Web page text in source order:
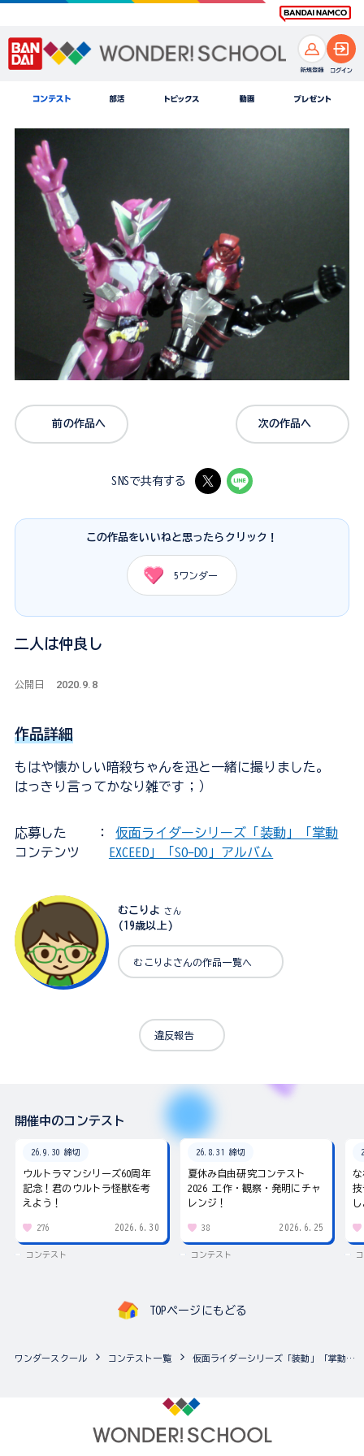
前の作品へ 次の作品へ
SNSで共有する
この作品をいいねと思ったらクリック！
5 ワンダー
二人は仲良し
公開日 2020.9.8
作品詳細
もはや懐かしい暗殺ちゃんを迅と一緒に撮りました。
はっきり言ってかなり雑です；）
応募した
コンテンツ
：仮面ライダーシリーズ「装動」「掌動
EXCEED」「SO-DO」アルバム
むこりよ さん
(19歳以上)
むこりよさんの作品一覧へ
違反報告
開催中のコンテスト
26.9.30 締切
ウルトラマンシリーズ60周年
記念！君のウルトラ怪獣を考
えよう！
276 2026.6.30
コンテスト
26.8.31 締切
夏休み自由研究コンテスト
2026 工作・観察・発明にチャ
レンジ！
38 2026.6.25
コンテスト
な
技
TOPページにもどる
ワンダースクール コンテスト一覧 仮面ライダーシリーズ「装動」「掌動EXCEED」「SO-DO」アルバム